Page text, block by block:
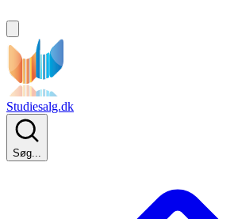
Studiesalg.dk
Søg...